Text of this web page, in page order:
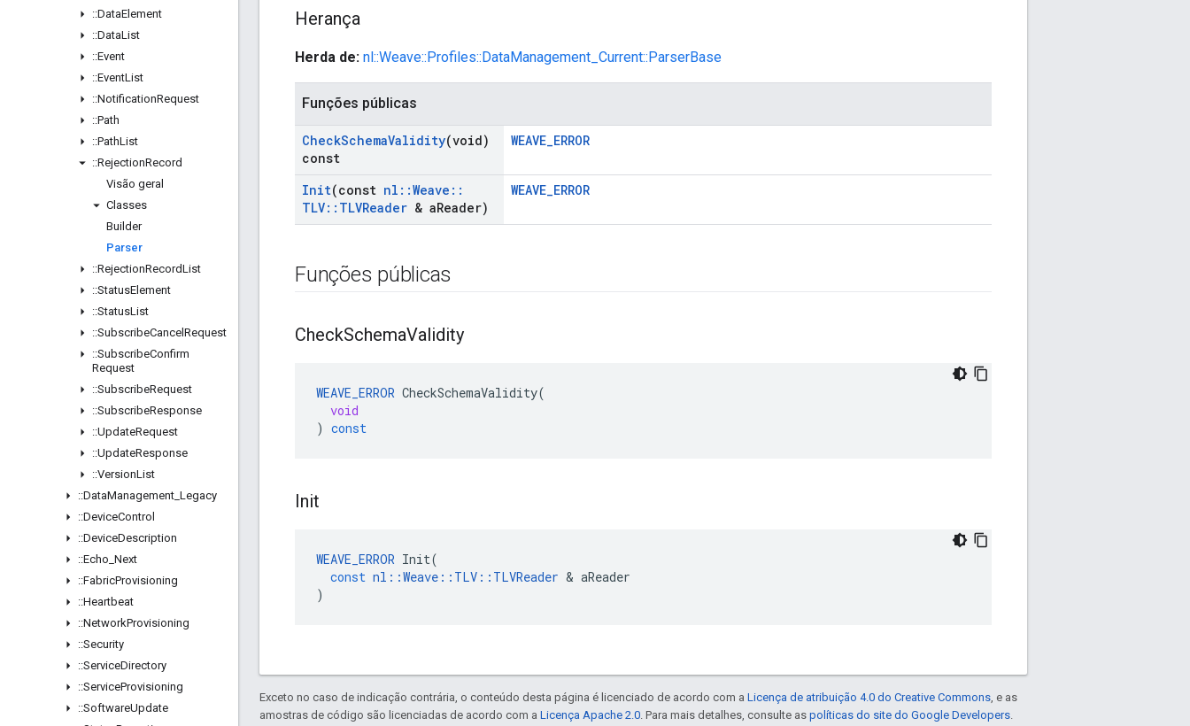
::DataElement
::DataList
::Event
::EventList
::NotificationRequest
::Path
::PathList
::RejectionRecord
Visão geral
Classes
Builder
Parser
::RejectionRecordList
::StatusElement
::StatusList
::SubscribeCancel Request
::SubscribeConfirm
Request
::SubscribeRequest
::SubscribeResponse
::UpdateRequest
::UpdateResponse
::VersionList
::DataManagement Legacy
::DeviceControl
::DeviceDescription
::Echo Next
::FabricProvisioning
::Heartbeat
::NetworkProvisioning
::Security
::ServiceDirectory
::ServiceProvisioning
::SoftwareUpdate
Herança
Herda de: nl::Weave::Profiles::DataManagement_Current::ParserBase
Funções públicas
CheckSchemaValidity(void)
const
WEAVE_ERROR
Init(const nl ::Weave ::
TLV:: TLVReader & aReader)
WEAVE_ERROR
Funções públicas
CheckSchemaValidity
WEAVE_ERROR CheckSchemaValidity(
void
) const
Init
WEAVE_ERROR Init(
const nl ::Weave :: TLV :: TLVReader & aReader
)
Exceto no caso de indicação contrária, o conteúdo desta página é licenciado de acordo com a Licença de atribuição 4.0 do Creative Commons, e as
amostras de código são licenciadas de acordo com a Licença Apache 2.0. Para mais detalhes, consulte as políticas do site do Google Developers.